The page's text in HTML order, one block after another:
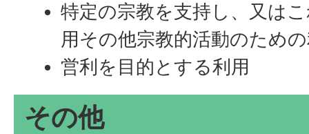
特定の宗教を支持し、又は
用その他宗教的活動のため
営利を目的とする利用
その他